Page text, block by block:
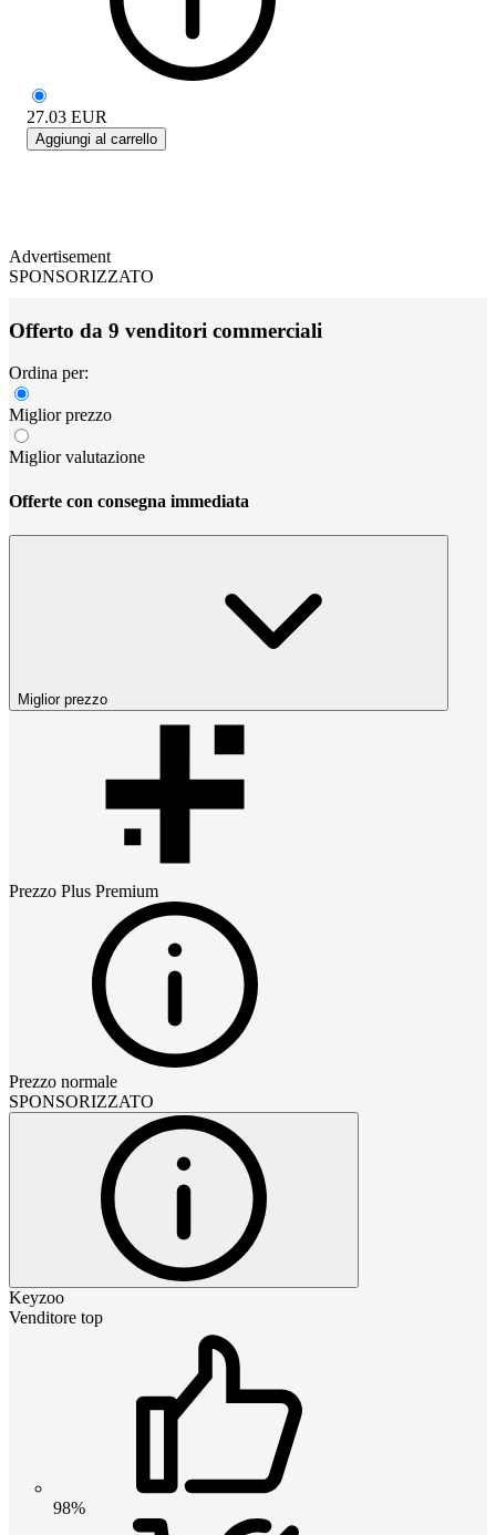
27.03 EUR
Aggiungi al carrello
Advertisement
SPONSORIZZATO
Offerto da 9 venditori commerciali
Ordina per:
Miglior prezzo
Miglior valutazione
Offerte con consegna immediata
Miglior prezzo
Prezzo Plus Premium
Prezzo normale
SPONSORIZZATO
Keyzoo
Venditore top
98%